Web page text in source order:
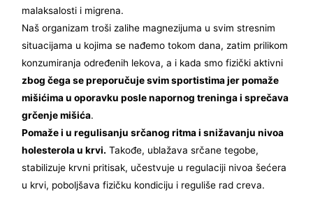
malaksalosti i migrena.
Naš organizam troši zalihe magnezijuma u svim stresnim
situacijama u kojima se nađemo tokom dana, zatim prilikom
konzumiranja određenih lekova, a i kada smo fizički aktivni
zbog čega se preporučuje svim sportistima jer pomaže
mišićima u oporavku posle napornog treninga i sprečava
grčenje mišića.
Pomaže i u regulisanju srčanog ritma i snižavanju nivoa
holesterola u krvi. Takođe, ublažava srčane tegobe,
stabilizuje krvni pritisak, učestvuje u regulaciji nivoa šećera
u krvi, poboljšava fizičku kondiciju i reguliše rad creva.